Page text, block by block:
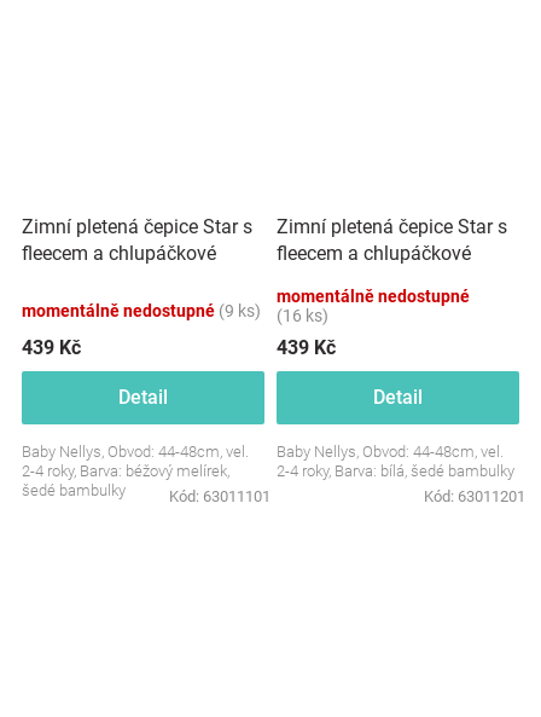
Zimní pletená čepice Star s
fleecem a chlupáčkové
sada, béžový melírek
momentálně nedostupné (9 ks)
439 Kč
Detail
Baby Nellys, Obvod: 44-48cm, vel.
2-4 roky, Barva: béžový melírek,
šedé bambulky
Kód: 63011101
Zimní pletená čepice Star s
fleecem a chlupáčkové
sada, bílá
momentálně nedostupné
(16 ks)
439 Kč
Detail
Baby Nellys, Obvod: 44-48cm, vel.
2-4 roky, Barva: bílá, šedé bambulky
Kód: 63011201